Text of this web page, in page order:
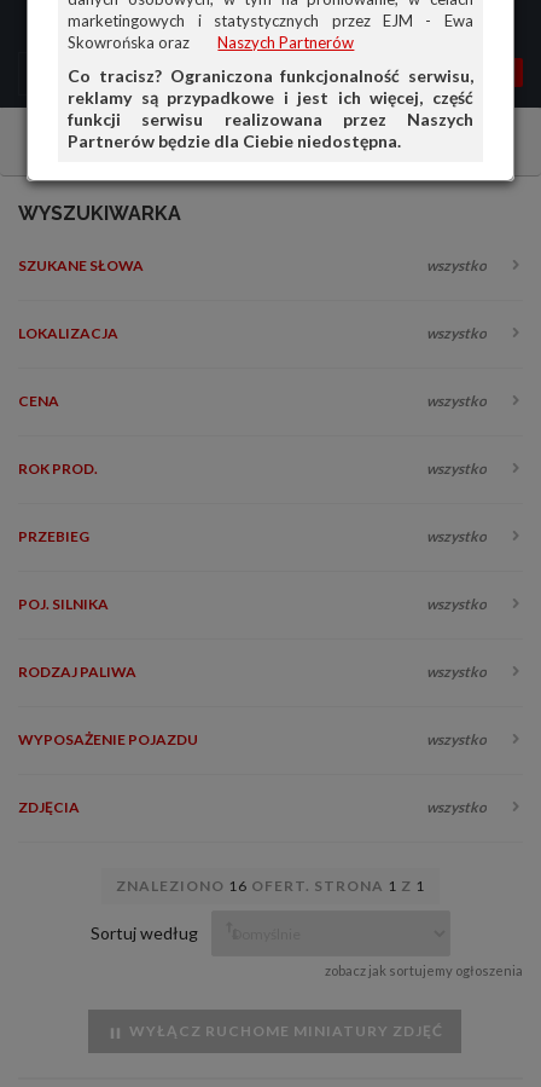
marketingowych i statystycznych przez EJM - Ewa
Skowrońska oraz
Naszych Partnerów
Co tracisz? Ograniczona funkcjonalność serwisu,
reklamy są przypadkowe i jest ich więcej, część
funkcji serwisu realizowana przez Naszych
Partnerów będzie dla Ciebie niedostępna.
MENU MOJA AG
PRZEGLĄD
Samochody osobowe Seat Wszystko
WYSZUKIWARKA
SZUKANE SŁOWA wszystko
LOKALIZACJA wszystko
CENA wszystko
ROK PROD. wszystko
PRZEBIEG wszystko
POJ. SILNIKA wszystko
RODZAJ PALIWA wszystko
WYPOSAŻENIE POJAZDU wszystko
ZDJĘCIA wszystko
ZNALEZIONO 16 OFERT. STRONA 1 Z 1
Sortuj według
zobacz jak sortujemy ogłoszenia
WYŁĄCZ RUCHOME MINIATURY ZDJĘĆ